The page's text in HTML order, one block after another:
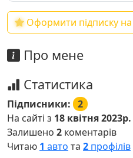
Оформити підписку
Про мене
Статистика
Підписники: 2
На сайті з 18 квітня 2023р.
Залишено 2 коментарів
Читаю 1 авто та 2 профілів